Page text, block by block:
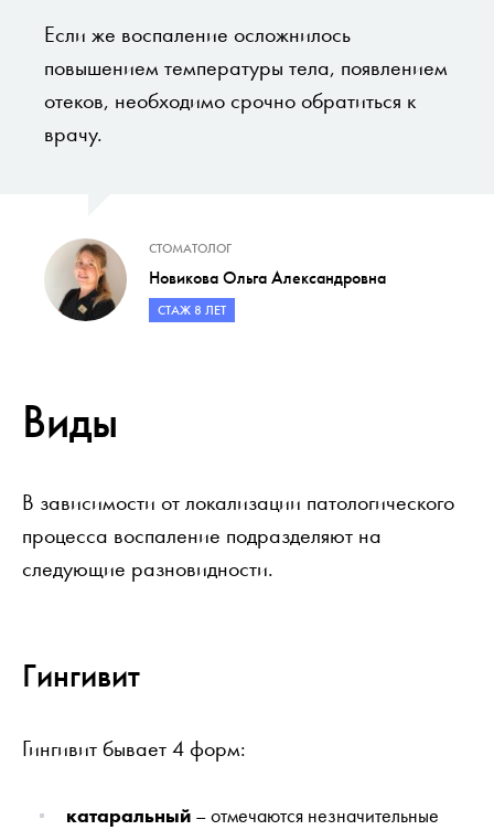
Если же воспаление осложнилось
повышением температуры тела, появлением
отеков, необходимо срочно обратиться к
врачу.
СТОМАТОЛОГ
Новикова Ольга Александровна
СТАЖ 8 ЛЕТ
Виды
В зависимости от локализации патологического
процесса воспаление подразделяют на
следующие разновидности.
Гингивит
Гингивит бывает 4 форм:
катаральный – отмечаются незначительные